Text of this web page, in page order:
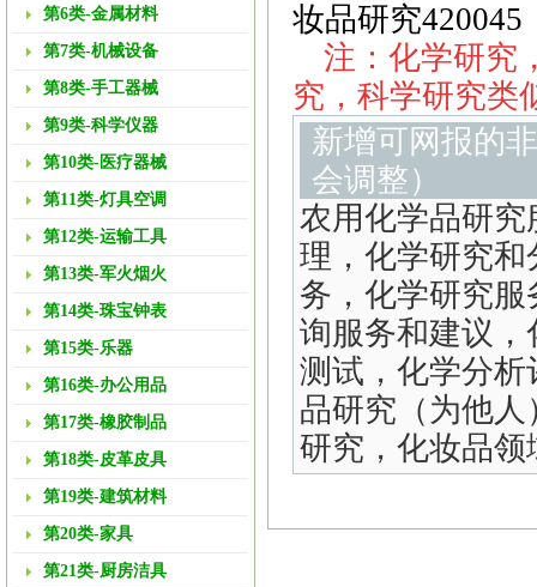
第6类-金属材料
第7类-机械设备
第8类-手工器械
第9类-科学仪器
第10类-医疗器械
第11类-灯具空调
第12类-运输工具
第13类-军火烟火
第14类-珠宝钟表
第15类-乐器
第16类-办公用品
第17类-橡胶制品
第18类-皮革皮具
第19类-建筑材料
第20类-家具
第21类-厨房洁具
妆品研究420045
注：化学研究
究，科学研究类
新增可网报的
会调整）
农用化学品研
理，化学研究
务，化学研究
询服务和建议
测试，化学分
品研究（为他
研究，化妆品